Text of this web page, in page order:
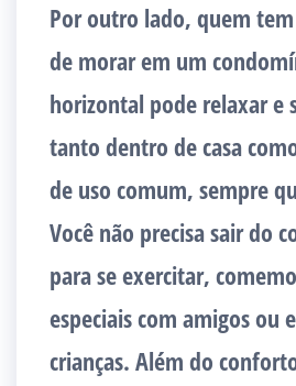
Por outro lado, quem
de morar em um
horizontal pode relaxar e
tanto dentro de casa
de uso comum, sempre
Você não precisa sair do
para se exercitar,
especiais com amigos ou
crianças. Além do